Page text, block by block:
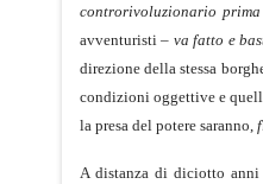
controrivoluzionario
avventuristi – va fatto e
direzione della stessa
condizioni oggettive e
la presa del potere saranno,
A distanza di diciotto